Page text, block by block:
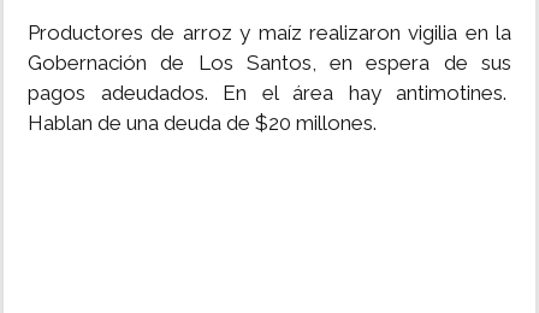
SHOW
DEPORTES
Productores de arroz y maíz realizaron vigilia en la
Gobernación de Los Santos, en espera de sus
pagos adeudados. En el área hay antimotines.
Hablan de una deuda de $20 millones.